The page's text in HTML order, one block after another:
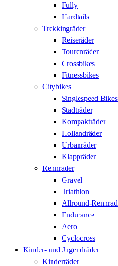
Fully
Hardtails
Trekkingräder
Reiseräder
Tourenräder
Crossbikes
Fitnessbikes
Citybikes
Singlespeed Bikes
Stadträder
Kompakträder
Hollandräder
Urbanräder
Klappräder
Rennräder
Gravel
Triathlon
Allround-Rennrad
Endurance
Aero
Cyclocross
Kinder- und Jugendräder
Kinderräder